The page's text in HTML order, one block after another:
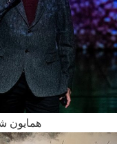
همایون